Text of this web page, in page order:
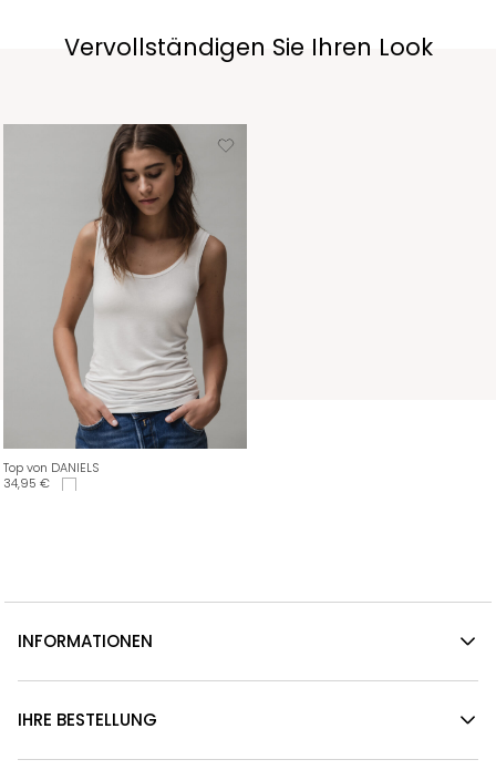
Vervollständigen Sie Ihren Look
Top von DANIELS
34,95 €
INFORMATIONEN
IHRE BESTELLUNG